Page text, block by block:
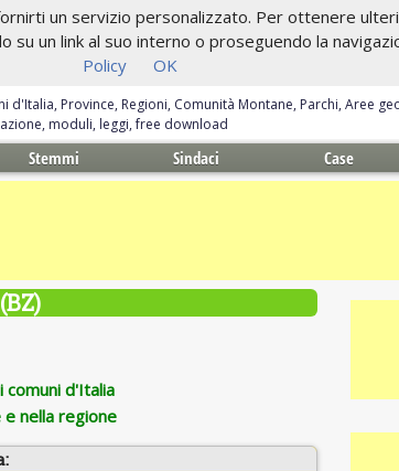
un servizio personalizzato. Per ottenere
un link al suo interno o proseguendo la
Policy
OK
d'Italia, Province, Regioni, Comunità Montane, Parchi, Aree
moduli, leggi, free download
Stemmi Sindaci Case
d'Italia
nella regione